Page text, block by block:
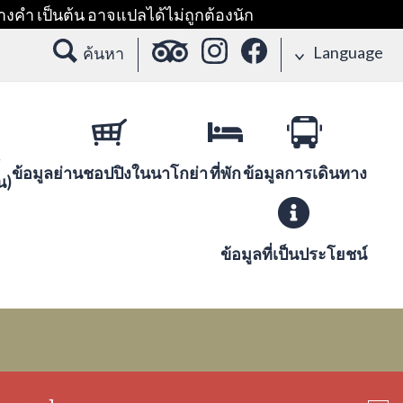
งคำ เป็นต้น อาจแปลได้ไม่ถูกต้องนัก
ค้นหา Language
)ข้อมูลย่านชอปปิงในนาโกย่าที่พักข้อมูลการเดินทาง
ข้อมูลที่เป็นประโยชน์